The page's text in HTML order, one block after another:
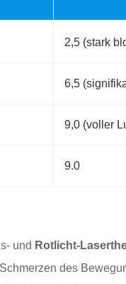
2,5 (stark
6,5
9,0 (voller
9.0
und Rotlicht-
des